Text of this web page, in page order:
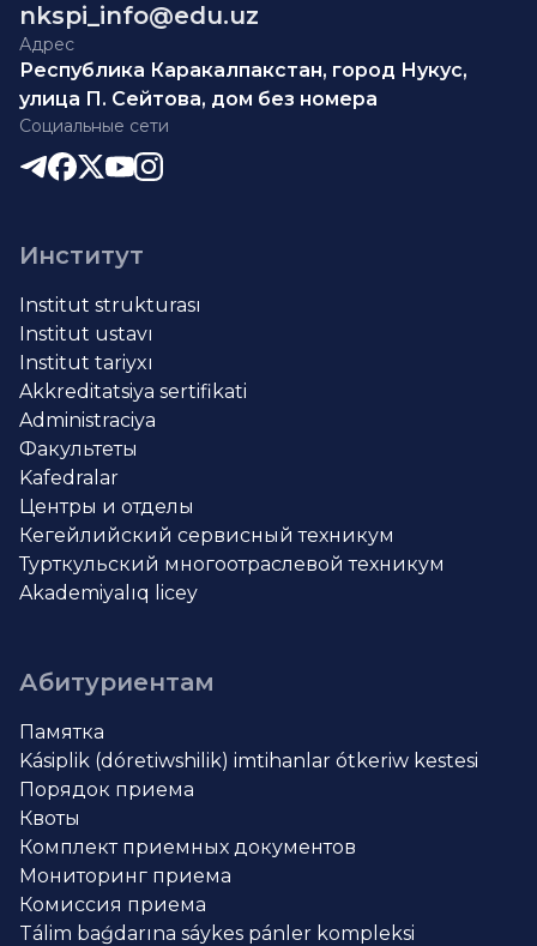
nkspi_info@edu.uz
Адрес
Республика Каракалпакстан, город Нукус,
улица П. Сейтова, дом без номера
Социальные сети
Институт
Institut strukturası
Institut ustavı
Institut tariyxı
Akkreditatsiya sertifikati
Administraciya
Факультеты
Kafedralar
Центры и отделы
Кегейлийский сервисный техникум
Турткульский многоотраслевой техникум
Akademiyalıq licey
Абитуриентам
Памятка
Kásiplik (dóretiwshilik) imtihanlar ótkeriw kestesi
Порядок приема
Квоты
Комплект приемных документов
Мониторинг приема
Комиссия приема
Tálim baǵdarına sáykes pánler kompleksi